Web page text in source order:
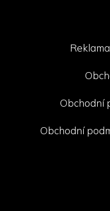
Obchodní
Obchodní